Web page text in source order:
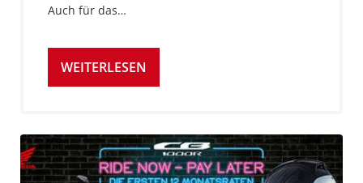
Auch für das…
WEITERLESEN